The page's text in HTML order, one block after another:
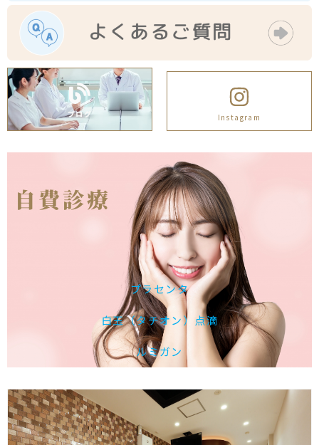
ブログ Instagram
自費診療
プラセンタ
白玉（タチオン）点滴
ルミガン